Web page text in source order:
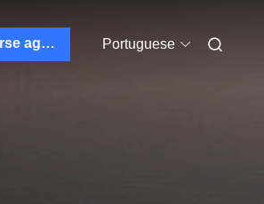
Converse agora Portuguese